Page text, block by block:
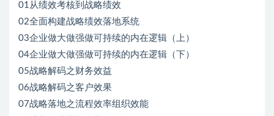
01从绩效考核到战略绩效
02全面构建战略绩效落地系统
03企业做大做强做可持续的内在逻辑（上）
04企业做大做强做可持续的内在逻辑（下）
05战略解码之财务效益
06战略解码之客户效果
07战略落地之流程效率组织效能